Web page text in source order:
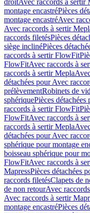
droitAvec raccords à sertir
montage encastréPièces
montage encastréAvec
Avec raccords à sertir
raccords filetésPièces
siège inclinéPièces
raccords à sertir FlowFit
FlowFitAvec raccords à
raccords à sertir Mepla
détachées pour Avec
prélèvementRobinets de
sphériquePièces
raccords à sertir FlowFit
FlowFitAvec raccords à
raccords à sertir Mepla
détachées pour Avec
sphérique pour montage
boisseau sphérique pour
FlowFitAvec raccords à
MapressPièces détachées
raccords filetésClapets de
de non retourAvec
Avec raccords à sertir
montage encastréPièces